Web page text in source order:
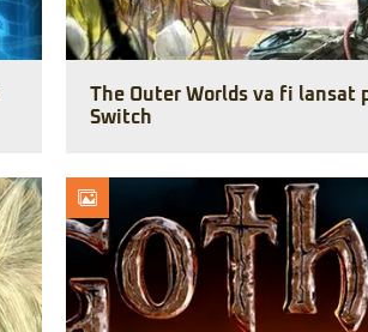
The Outer Worlds va fi lansat
Switch